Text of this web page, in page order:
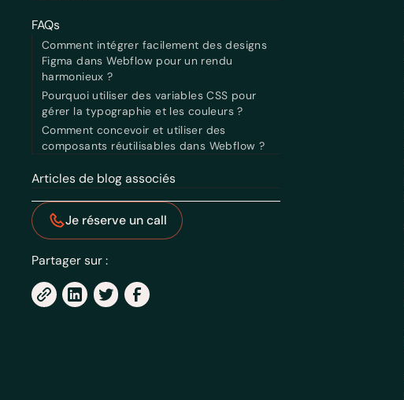
FAQs
Comment intégrer facilement des designs
Figma dans Webflow pour un rendu
harmonieux ?
Pourquoi utiliser des variables CSS pour
gérer la typographie et les couleurs ?
Comment concevoir et utiliser des
composants réutilisables dans Webflow ?
Articles de blog associés
Je réserve un call
Partager sur :